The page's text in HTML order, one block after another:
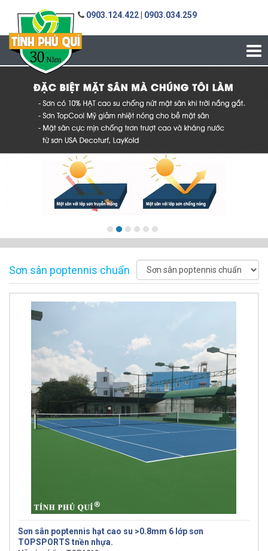
0903.124.422 0903.034.259
Sơn sân poptennis chuẩn
Sơn sân poptennis hạt cao su >0.8mm 6 lớp sơn
TOPSPORTS tnền nhựa.